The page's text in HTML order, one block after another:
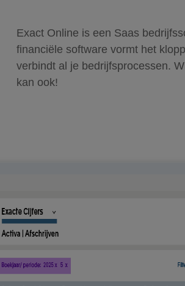
Exact Online is een Saas
financiële software vormt het
verbindt al je bedrijfsprocessen.
kan ook!